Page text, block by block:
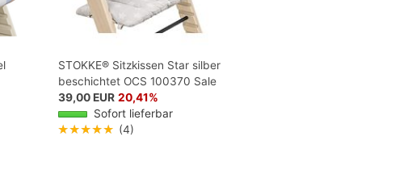
STOKKE® Sitzkissen Star silber
beschichtet OCS 100370 Sale
39,00 EUR 20,41%
Sofort lieferbar
★★★★★ (4)